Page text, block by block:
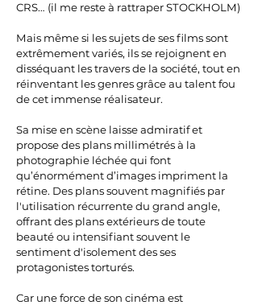
CRS… (il me reste à rattraper STOCKHOLM)
Mais même si les sujets de ses films sont
extrêmement variés, ils se rejoignent en
disséquant les travers de la société, tout en
réinventant les genres grâce au talent fou
de cet immense réalisateur.
Sa mise en scène laisse admiratif et
propose des plans millimétrés à la
photographie léchée qui font
qu’énormément d’images impriment la
rétine. Des plans souvent magnifiés par
l'utilisation récurrente du grand angle,
offrant des plans extérieurs de toute
beauté ou intensifiant souvent le
sentiment d'isolement des ses
protagonistes torturés.
Car une force de son cinéma est